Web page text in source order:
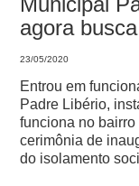
agora
23/05/2020
Entrou em
Padre Libério,
funciona no
cerimônia de
do isolamento